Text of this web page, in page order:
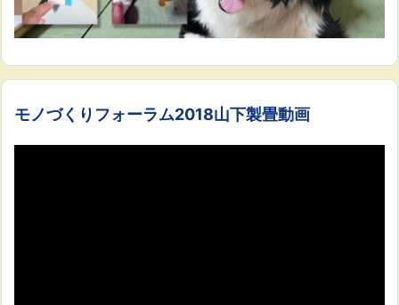
モノづくりフォーラム2018山下製畳動画